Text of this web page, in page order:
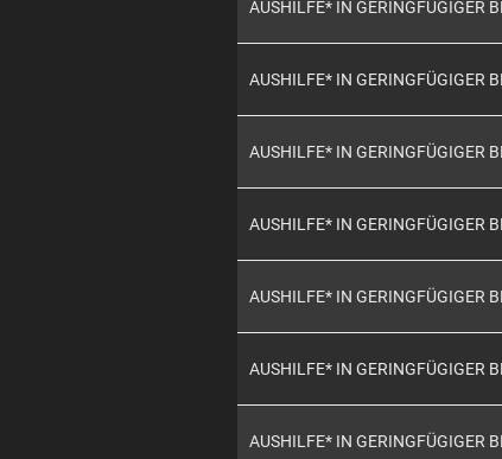
AUSHILFE* IN GERINGFÜGIGER
AUSHILFE* IN GERINGFÜGIGER
AUSHILFE* IN GERINGFÜGIGER
AUSHILFE* IN GERINGFÜGIGER
AUSHILFE* IN GERINGFÜGIGER
AUSHILFE* IN GERINGFÜGIGER
AUSHILFE* IN GERINGFÜGIGER